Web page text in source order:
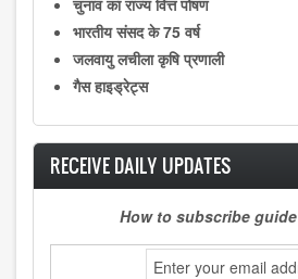
चुनाव का राज्य वित्त पोषण
भारतीय संसद के 75 वर्ष
जलवायु लचीला कृषि प्रणाली
गैस हाइड्रेट्स
RECEIVE DAILY UPDATES
How to subscribe guide